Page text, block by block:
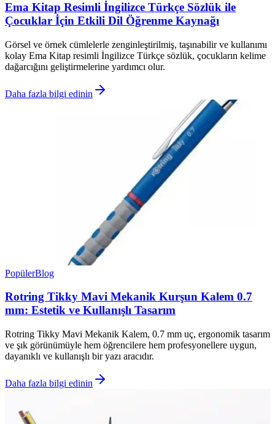
Ema Kitap Resimli İngilizce Türkçe Sözlük ile
Çocuklar İçin Etkili Dil Öğrenme Kaynağı
Görsel ve örnek cümlelerle zenginleştirilmiş, taşınabilir ve kullanımı
kolay Ema Kitap resimli İngilizce Türkçe sözlük, çocukların kelime
dağarcığını geliştirmelerine yardımcı olur.
Daha fazla bilgi edinin
PopülerBlog
Rotring Tikky Mavi Mekanik Kurşun Kalem 0.7
mm: Estetik ve Kullanışlı Tasarım
Rotring Tikky Mavi Mekanik Kalem, 0.7 mm uç, ergonomik tasarım
ve şık görünümüyle hem öğrencilere hem profesyonellere uygun,
dayanıklı ve kullanışlı bir yazı aracıdır.
Daha fazla bilgi edinin